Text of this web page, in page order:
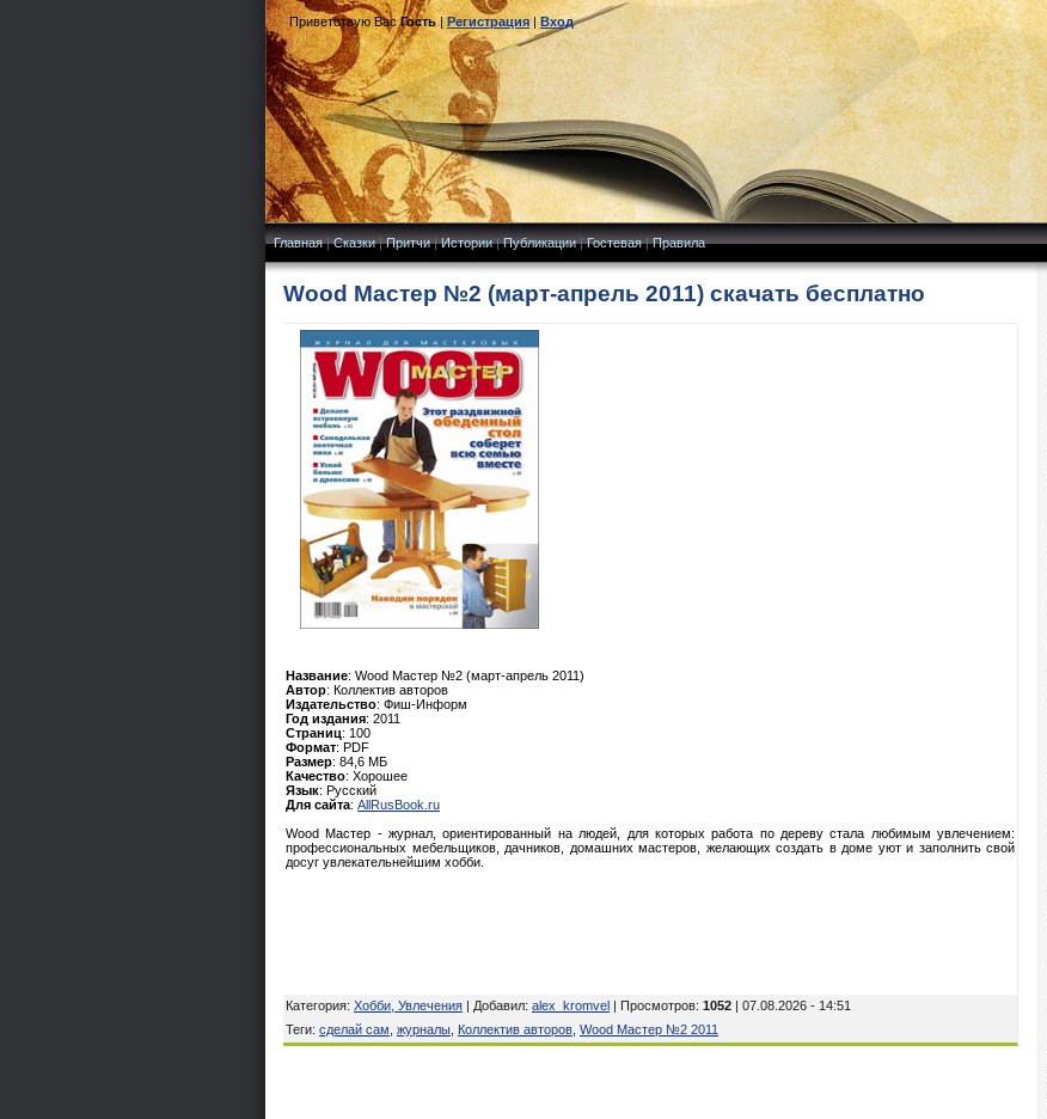
Приветствую Вас Гость|Регистрация|Вход
Главная|Сказки|Притчи|Истории|Публикации|Гостевая|Правила
Wood Мастер №2 (март-апрель 2011) скачать бесплатно
Название: Wood Мастер №2 (март-апрель 2011)
Автор: Коллектив авторов
Издательство: Фиш-Информ
Год издания: 2011
Страниц: 100
Формат: PDF
Размер: 84,6 МБ
Качество: Хорошее
Язык: Русский
Для сайта: AllRusBook.ru
Wood Мастер - журнал, ориентированный на людей, для которых работа по дереву стала любимым увлечением:
профессиональных мебельщиков, дачников, домашних мастеров, желающих создать в доме уют и заполнить свой
досуг увлекательнейшим хобби.
Категория: Хобби, Увлечения | Добавил: alex_kromvel | Просмотров: 1052 | 07.08.2026 - 14:51
Теги: сделай сам журналы Коллектив авторов Wood Мастер №2 2011